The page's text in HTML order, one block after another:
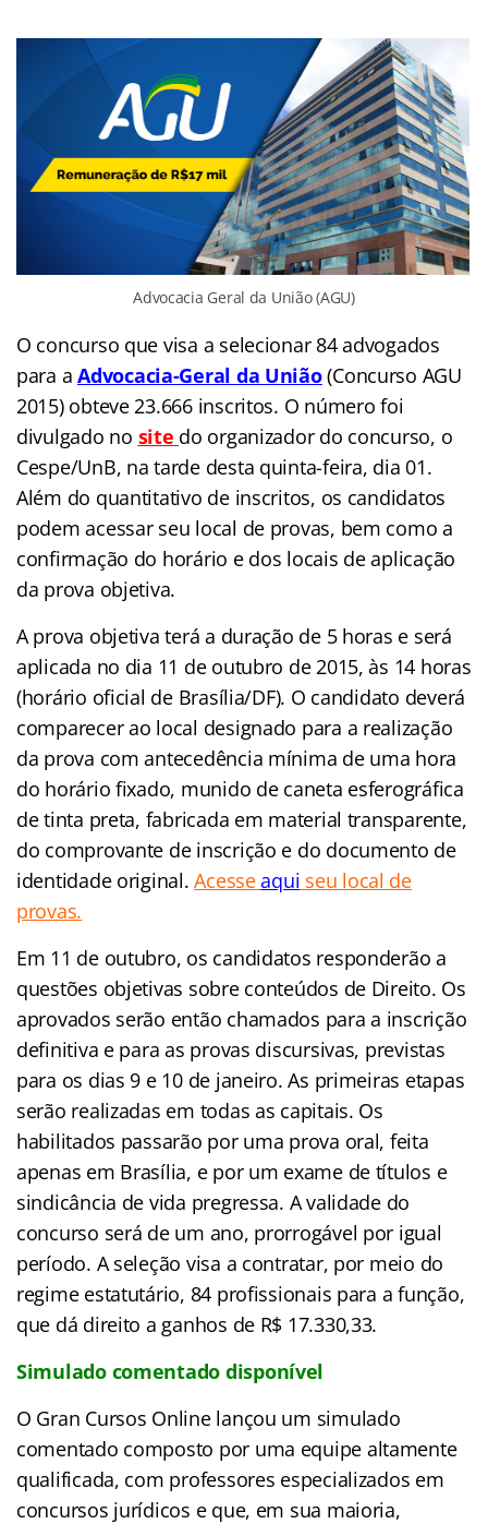
Advocacia Geral da União (AGU)
O concurso que visa a selecionar 84 advogados
para aAdvocacia-Geral da União(Concurso AGU
2015) obteve 23.666 inscritos. O número foi
divulgado no site do organizador do concurso, o
Cespe/UnB, na tarde desta quinta-feira, dia 01.
Além do quantitativo de inscritos, os candidatos
podem acessar seu local de provas, bem como a
confirmação do horário e dos locais de aplicação
da prova objetiva.
A prova objetiva terá a duração de 5 horas e será
aplicada no dia 11 de outubro de 2015, às 14 horas
(horário oficial de Brasília/DF). O candidato deverá
comparecer ao local designado para a realização
da prova com antecedência mínima de uma hora
do horário fixado, munido de caneta esferográfica
de tinta preta, fabricada em material transparente,
do comprovante de inscrição e do documento de
identidade original.Acesseaqui seu local de
provas.
Em 11 de outubro, os candidatos responderão a
questões objetivas sobre conteúdos de Direito. Os
aprovados serão então chamados para a inscrição
definitiva e para as provas discursivas, previstas
para os dias 9 e 10 de janeiro. As primeiras etapas
serão realizadas em todas as capitais. Os
habilitados passarão por uma prova oral, feita
apenas em Brasília, e por um exame de títulos e
sindicância de vida pregressa. A validade do
concurso será de um ano, prorrogável por igual
período. A seleção visa a contratar, por meio do
regime estatutário, 84 profissionais para a função,
que dá direito a ganhos de R$ 17.330,33.
Simulado comentado disponível
O Gran Cursos Online lançou um simulado
comentado composto por uma equipe altamente
qualificada, com professores especializados em
concursos jurídicos e que, em sua maioria,